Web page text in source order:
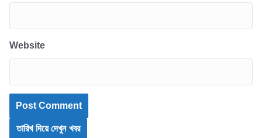
Website
তারিখ দিয়ে দেখুন খবর